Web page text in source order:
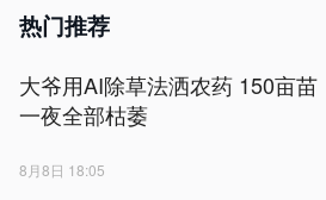
热门推荐
大爷用AI除草法洒农药 150亩苗
一夜全部枯萎
8月8日 18:05